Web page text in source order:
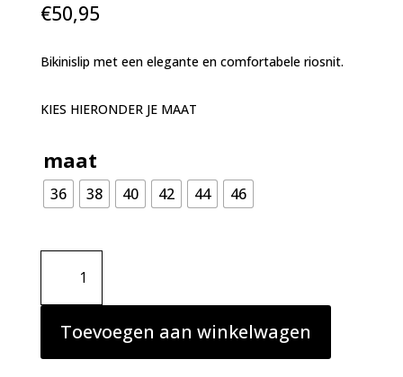
€50,95
Bikinislip met een elegante en comfortabele riosnit.
KIES HIERONDER JE MAAT
maat
36 38 40 42 44 46
Prima
Donna
Swim
Uvita
bikini
slip
Toevoegen aan winkelwagen